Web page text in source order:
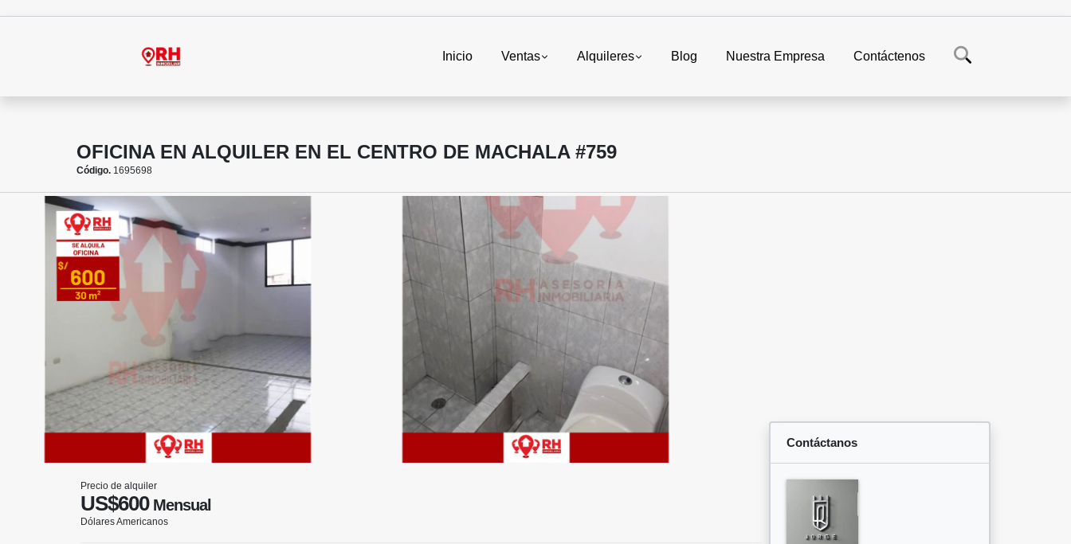
Inicio Ventas Alquileres Blog Nuestra Empresa Contáctenos
OFICINA EN ALQUILER EN EL CENTRO DE MACHALA #759
Código. 1695698
Precio de alquiler
US$600Mensual
Dólares Americanos
Contáctanos